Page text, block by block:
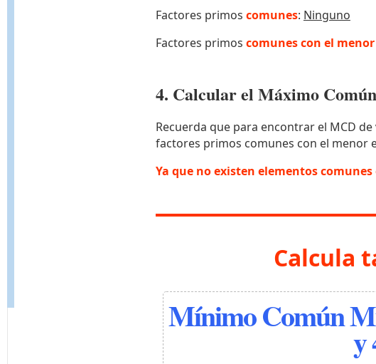
Factores primos comunes: Ninguno
Factores primos comunes con el
4. Calcular el Máximo
Recuerda que para encontrar el MCD
factores primos comunes con el menor
Ya que no existen elementos comunes
Calcula
Mínimo Común
y